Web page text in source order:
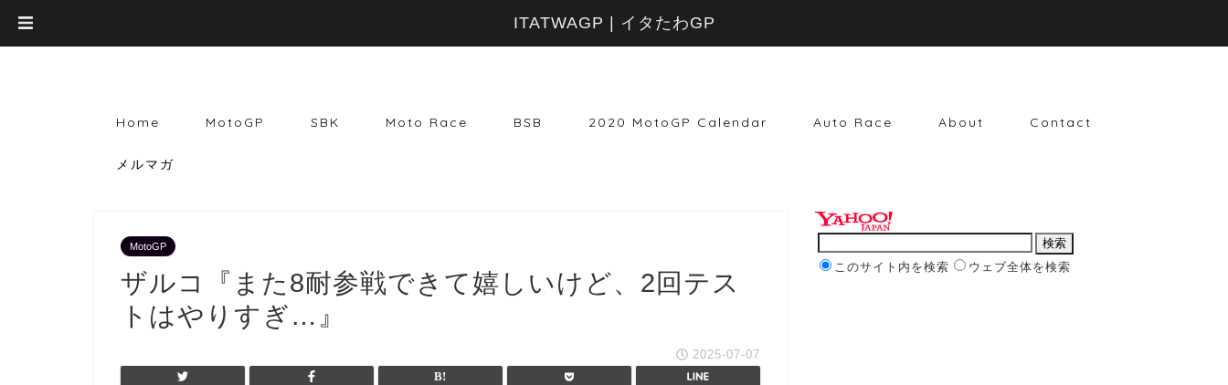
Home MotoGP SBK Moto Race BSB 2020 MotoGP Calendar Auto Race About Contact
メルマガ
MotoGP
ザルコ『また8耐参戦できて嬉しいけど、2回テス
トはやりすぎ…』
2025-07-07
このサイト内を検索 ウェブ全体を検索
ITATWAGP | イタたわGP